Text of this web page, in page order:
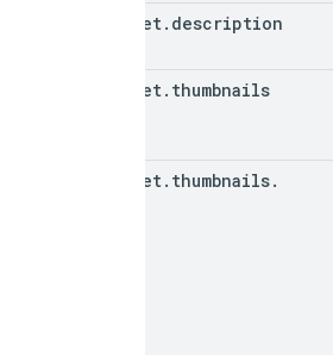
snippet. description
snippet. thumbnails
snippet. thumbnails.